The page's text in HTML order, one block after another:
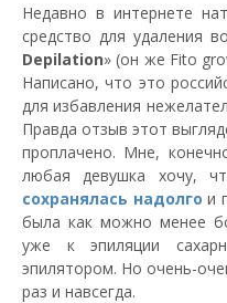
Недавно в интернете
средство для удаления
Depilation» (он же Fito
Написано, что это
для избавления
Правда отзыв этот
проплачено. Мне,
любая девушка хочу,
сохранялась надолго и
была как можно менее
уже к эпиляции
эпилятором. Но очень-
раз и навсегда.